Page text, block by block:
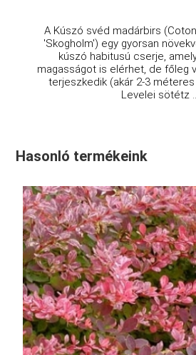
A Kúszó svéd madárbirs
'Skogholm') egy gyorsan
kúszó habitusú cserje,
magasságot is elérhet, de főleg
terjeszkedik (akár 2-3
Levelei sötétz
Hasonló termékeink